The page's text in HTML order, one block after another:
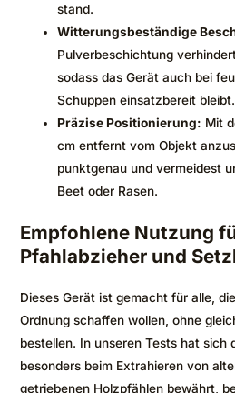
stand.
Witterungsbeständige
Pulverbeschichtung
sodass das Gerät auch bei
Schuppen einsatzbereit bleibt.
Präzise Positionierung: Mit
cm entfernt vom Objekt
punktgenau und vermeidest
Beet oder Rasen.
Empfohlene Nutzung
Pfahlabzieher und
Dieses Gerät ist gemacht für alle,
Ordnung schaffen wollen, ohne
bestellen. In unseren Tests hat sich
besonders beim Extrahieren von
getriebenen Holzpfählen bewährt,